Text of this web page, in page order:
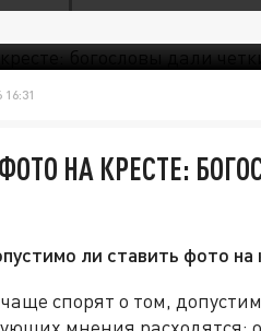
НА КРЕСТЕ:
ли ставить фото на
спорят о том,